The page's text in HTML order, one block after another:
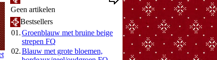
Geen artikelen
Bestsellers
01.Groenblauw met bruine beige
strepen FQ
02.Blauw met grote bloemen,